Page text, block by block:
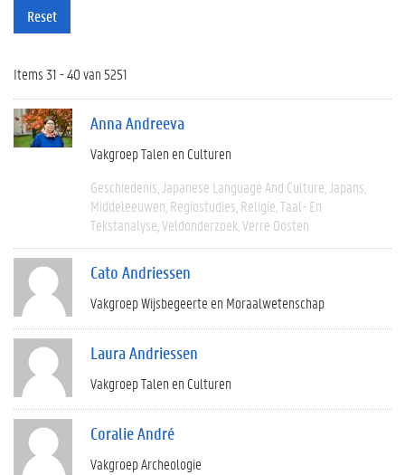
Reset
Items 31 - 40 van 5251
Anna Andreeva
Vakgroep Talen en Culturen
Geschiedenis Japanese Language And Culture Japans
Middeleeuwen Regiostudies Religie Taal- En
Tekstanalyse Veldonderzoek Verre Oosten
Cato Andriessen
Vakgroep Wijsbegeerte en Moraalwetenschap
Laura Andriessen
Vakgroep Talen en Culturen
Coralie André
Vakgroep Archeologie